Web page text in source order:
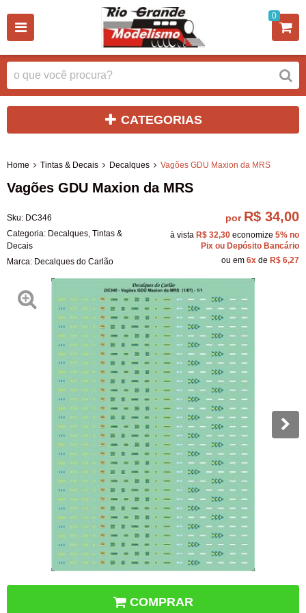
0
CATEGORIAS
Home Tintas & Decais Decalques Vagões GDU Maxion da MRS
Vagões GDU Maxion da MRS
Sku: DC346
Categoria: Decalques Tintas &
Decais
Marca: Decalques do Carlão
por R$ 34,00
à vista R$ 32,30 economize 5% no
Pix ou Depósito Bancário
ou em 6x de R$ 6,27
COMPRAR